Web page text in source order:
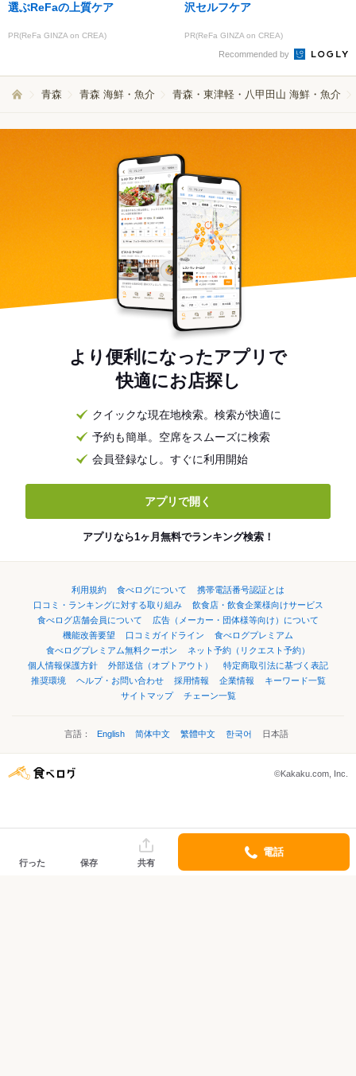
選ぶReFaの上質ケア
PR(ReFa GINZA on CREA)
沢セルフケア
PR(ReFa GINZA on CREA)
Recommended by
青森 青森 海鮮・魚介 青森・東津軽・八甲田山 海鮮・魚介
より便利になったアプリで
快適にお店探し
クイックな現在地検索。検索が快適に
予約も簡単。空席をスムーズに検索
会員登録なし。すぐに利用開始
アプリで開く
アプリなら1ヶ月無料でランキング検索！
利用規約 食べログについて
携帯電話番号認証とは
口コミ・ランキングに対する取り組み
飲食店・飲食企業様向けサービス
食べログ店舗会員について
広告（メーカー・団体様等向け）について
機能改善要望
口コミガイドライン
食べログプレミアム
食べログプレミアム無料クーポン
ネット予約（リクエスト予約）
個人情報保護方針
外部送信（オプトアウト）
特定商取引法に基づく表記
推奨環境
ヘルプ・お問い合わせ 採用情報 企業情報
キーワード一覧
サイトマップ
チェーン一覧
言語： English 简体中文 繁體中文 한국어 日本語
©Kakaku.com, Inc.
行った 保存 共有
電話